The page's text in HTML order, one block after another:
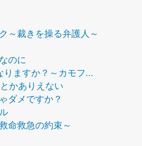
～裁きを操る弁護人～
のに
りますか？～カモフ...
かありえない
ダメですか？
命救急の約束～